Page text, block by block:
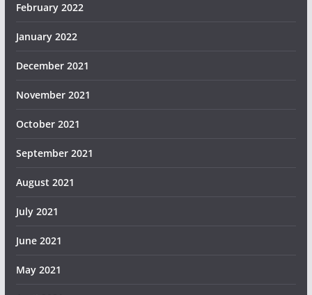
February 2022
January 2022
December 2021
November 2021
October 2021
September 2021
August 2021
July 2021
June 2021
May 2021